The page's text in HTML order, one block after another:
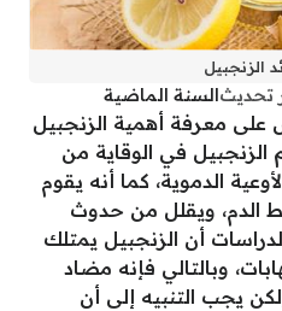
الزنجبيل
تحديثالسنة الماضية
معرفة أهمية الزنجبيل
في الوقاية من
الدموية، كما أنه يقوم
الدم، ويقلل من حدوث
أن الزنجبيل يمتلك
وبالتالي فإنه مضاد
يجب التنبيه إلى أن